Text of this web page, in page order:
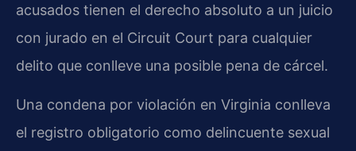
acusados tienen el derecho absoluto a un juicio
con jurado en el Circuit Court para cualquier
delito que conlleve una posible pena de cárcel.
Una condena por violación en Virginia conlleva
el registro obligatorio como delincuente sexual